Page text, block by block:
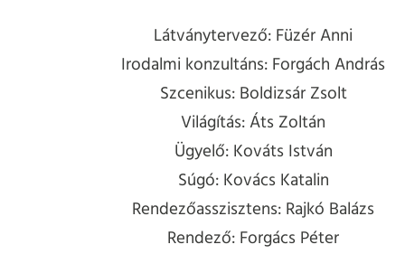
Látványtervező: Füzér Anni
Irodalmi konzultáns: Forgách András
Szcenikus: Boldizsár Zsolt
Világítás: Áts Zoltán
Ügyelő: Kováts István
Súgó: Kovács Katalin
Rendezőasszisztens: Rajkó Balázs
Rendező: Forgács Péter